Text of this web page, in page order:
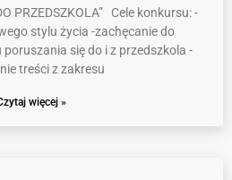
PRZEDSZKOLA” Cele konkursu: -
stylu życia -zachęcanie do
się do i z przedszkola -
treści z zakresu
więcej »